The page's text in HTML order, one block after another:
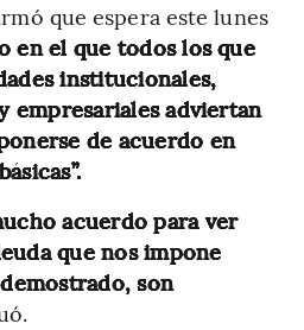
que espera este lunes
en el que todos los que
institucionales,
empresariales adviertan
de acuerdo en
acuerdo para ver
que nos impone
son